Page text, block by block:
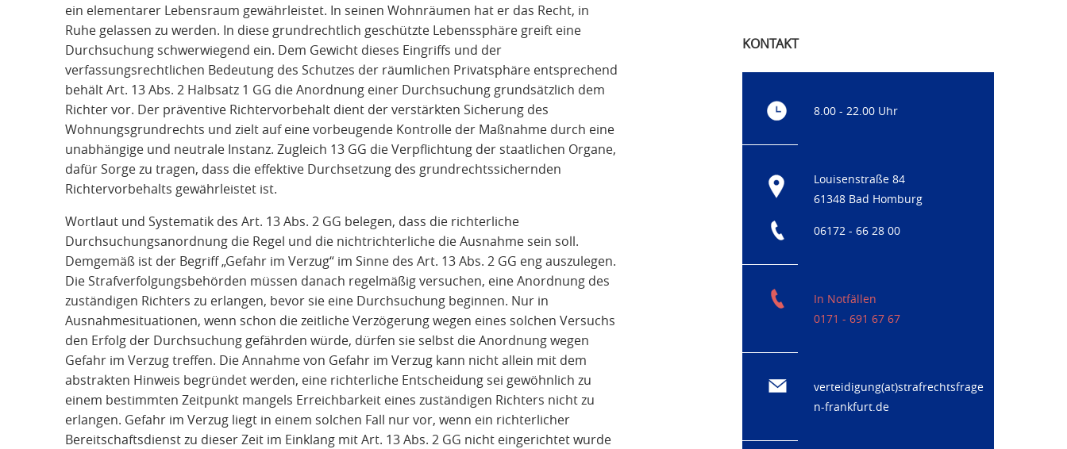
ein elementarer Lebensraum gewährleistet. In seinen Wohnräumen hat er das Recht, in
Ruhe gelassen zu werden. In diese grundrechtlich geschützte Lebenssphäre greift eine
Durchsuchung schwerwiegend ein. Dem Gewicht dieses Eingriffs und der
verfassungsrechtlichen Bedeutung des Schutzes der räumlichen Privatsphäre entsprechend
behält Art. 13 Abs. 2 Halbsatz 1 GG die Anordnung einer Durchsuchung grundsätzlich dem
Richter vor. Der präventive Richtervorbehalt dient der verstärkten Sicherung des
Wohnungsgrundrechts und zielt auf eine vorbeugende Kontrolle der Maßnahme durch eine
unabhängige und neutrale Instanz. Zugleich 13 GG die Verpflichtung der staatlichen Organe,
dafür Sorge zu tragen, dass die effektive Durchsetzung des grundrechtssichernden
Richtervorbehalts gewährleistet ist.
Wortlaut und Systematik des Art. 13 Abs. 2 GG belegen, dass die richterliche
Durchsuchungsanordnung die Regel und die nichtrichterliche die Ausnahme sein soll.
Demgemäß ist der Begriff „Gefahr im Verzug“ im Sinne des Art. 13 Abs. 2 GG eng auszulegen.
Die Strafverfolgungsbehörden müssen danach regelmäßig versuchen, eine Anordnung des
zuständigen Richters zu erlangen, bevor sie eine Durchsuchung beginnen. Nur in
Ausnahmesituationen, wenn schon die zeitliche Verzögerung wegen eines solchen Versuchs
den Erfolg der Durchsuchung gefährden würde, dürfen sie selbst die Anordnung wegen
Gefahr im Verzug treffen. Die Annahme von Gefahr im Verzug kann nicht allein mit dem
abstrakten Hinweis begründet werden, eine richterliche Entscheidung sei gewöhnlich zu
einem bestimmten Zeitpunkt mangels Erreichbarkeit eines zuständigen Richters nicht zu
erlangen. Gefahr im Verzug liegt in einem solchen Fall nur vor, wenn ein richterlicher
Bereitschaftsdienst zu dieser Zeit im Einklang mit Art. 13 Abs. 2 GG nicht eingerichtet wurde
KONTAKT
8.00 - 22.00 Uhr
Louisenstraße 84
61348 Bad Homburg
06172 - 66 28 00
In Notfällen
0171 - 691 67 67
verteidigung(at)strafrechtsfrage
n-frankfurt.de